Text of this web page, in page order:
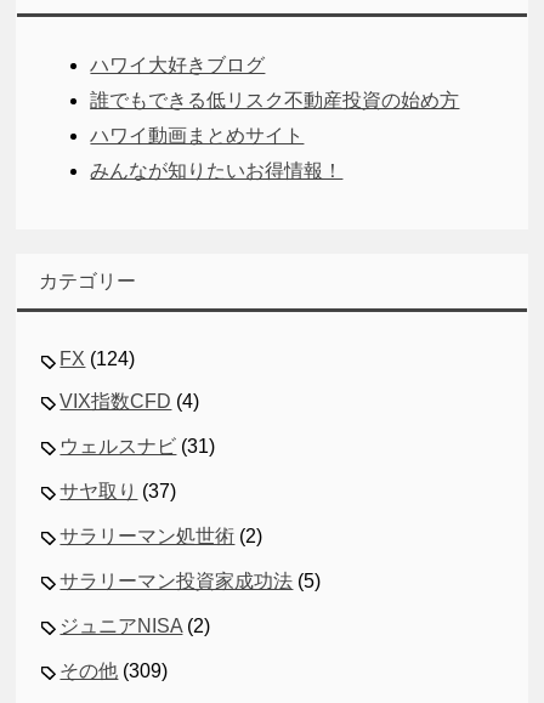
ハワイ大好きブログ
誰でもできる低リスク不動産投資の始め方
ハワイ動画まとめサイト
みんなが知りたいお得情報！
カテゴリー
FX (124)
VIX指数CFD (4)
ウェルスナビ (31)
サヤ取り (37)
サラリーマン処世術 (2)
サラリーマン投資家成功法 (5)
ジュニアNISA (2)
その他 (309)